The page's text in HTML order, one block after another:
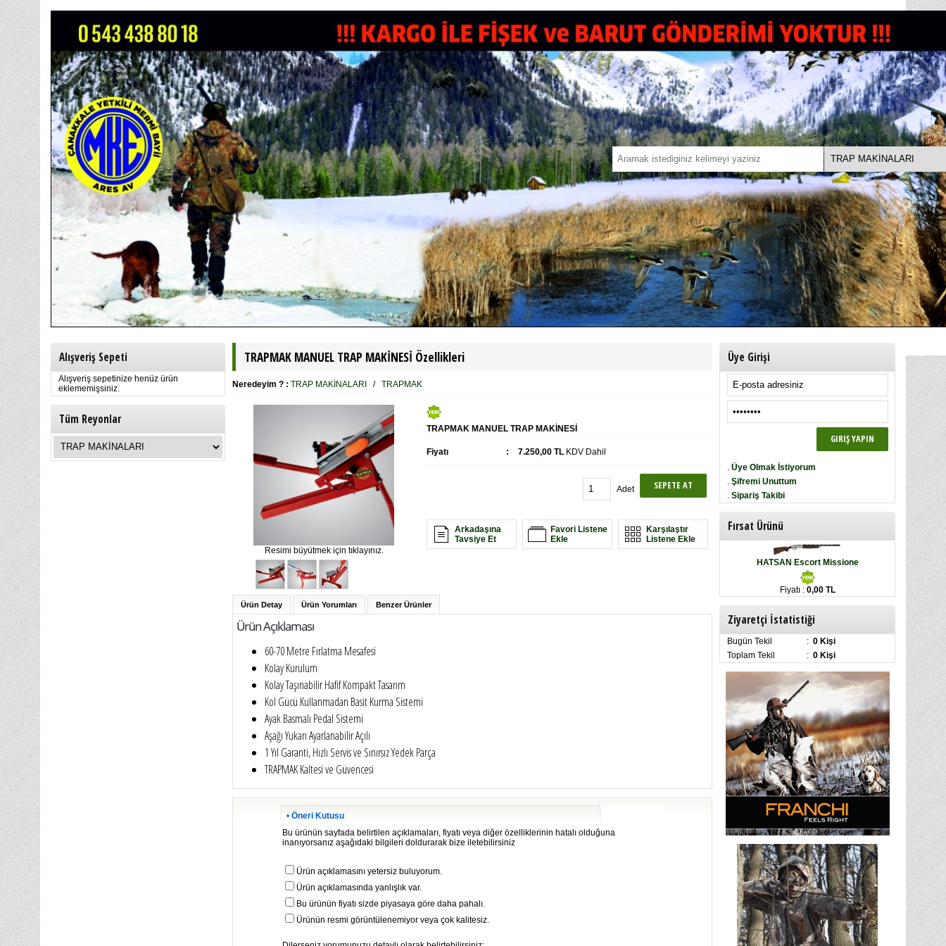
Alışveriş Sepeti
Alışveriş sepetinize henüz ürün
eklememişsiniz.
Tüm Reyonlar
TRAPMAK MANUEL TRAP MAKİNESİ Özellikleri
Neredeyim ? : TRAP MAKİNALARI / TRAPMAK
Resimi büyütmek için tıklayınız.
TRAPMAK MANUEL TRAP MAKİNESİ
Fiyatı : 7.250,00 TL KDV Dahil
Adet
Arkadaşına
Tavsiye Et
Favori Listene
Ekle
Karşılaştır
Listene Ekle
Ürün Detay Ürün Yorumları Benzer Ürünler
Ürün Açıklaması
60-70 Metre Fırlatma Mesafesi
Kolay Kurulum
Kolay Taşınabilir Hafif Kompakt Tasarım
Kol Gücü Kullanmadan Basit Kurma Sistemi
Ayak Basmalı Pedal Sistemi
Aşağı Yukarı Ayarlanabilir Açılı
1 Yıl Garanti, Hızlı Servis ve Sınırsız Yedek Parça
TRAPMAK Kaltesi ve Güvencesi
• Öneri Kutusu
Bu ürünün sayfada belirtilen açıklamaları, fiyatı veya diğer özelliklerinin hatalı olduğuna
inanıyorsanız aşağıdaki bilgileri doldurarak bize iletebilirsiniz
Ürün açıklamasını yetersiz buluyorum.
Ürün açıklamasında yanlışlık var.
Bu ürünün fiyatı sizde piyasaya göre daha pahalı.
Ürünün resmi görüntülenemiyor veya çok kalitesiz.
Üye Girişi
. Üye Olmak İstiyorum
. Şifremi Unuttum
. Sipariş Takibi
Fırsat Ürünü
HATSAN Escort Missione
Fiyatı : 0,00 TL
Ziyaretçi İstatistiği
Bugün Tekil : 0 Kişi
Toplam Tekil
: 0 Kişi